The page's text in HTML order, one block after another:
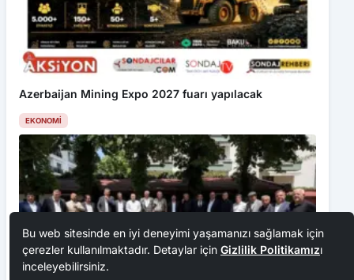
Azerbaijan Mining Expo 2027 fuarı yapılacak
EKONOMI
Bu web sitesinde en iyi deneyimi yaşamanızı sağlamak için
çerezler kullanılmaktadır. Detaylar için Gizlilik Politikamızı
inceleyebilirsiniz.